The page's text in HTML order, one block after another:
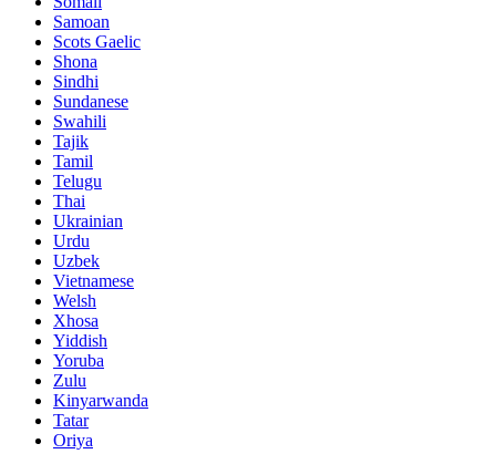
Samoan
Scots Gaelic
Shona
Sindhi
Sundanese
Swahili
Tajik
Tamil
Telugu
Thai
Ukrainian
Urdu
Uzbek
Vietnamese
Welsh
Xhosa
Yiddish
Yoruba
Zulu
Kinyarwanda
Tatar
Oriya